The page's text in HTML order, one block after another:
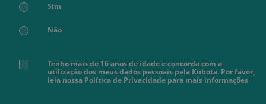
Sim
Não
Tenho mais de 16 anos de idade e concorda com a
utilização dos meus dados pessoais pela Kubota. Por favor,
leia nossa Política de Privacidade para mais informações